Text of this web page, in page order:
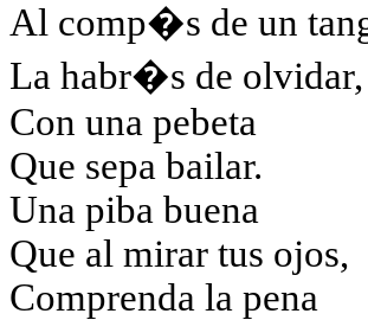
Al comp�s de un
La habr�s de olvidar,
Con una pebeta
Que sepa bailar.
Una piba buena
Que al mirar tus ojos,
Comprenda la pena